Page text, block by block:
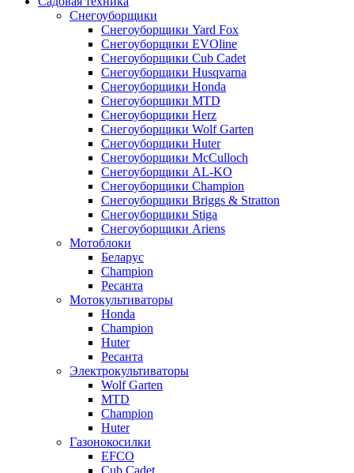
Снегоуборщики
Снегоуборщики Yard Fox
Снегоуборщики EVOline
Снегоуборщики Cub Cadet
Снегоуборщики Husqvarna
Снегоуборщики Honda
Снегоуборщики MTD
Снегоуборщики Herz
Снегоуборщики Wolf Garten
Снегоуборщики Huter
Снегоуборщики McCulloch
Снегоуборщики AL-KO
Снегоуборщики Champion
Снегоуборщики Briggs & Stratton
Снегоуборщики Stiga
Снегоуборщики Ariens
Мотоблоки
Беларус
Champion
Ресанта
Мотокультиваторы
Honda
Champion
Huter
Ресанта
Электрокультиваторы
Wolf Garten
MTD
Champion
Huter
Газонокосилки
EFCO
Cub Cadet